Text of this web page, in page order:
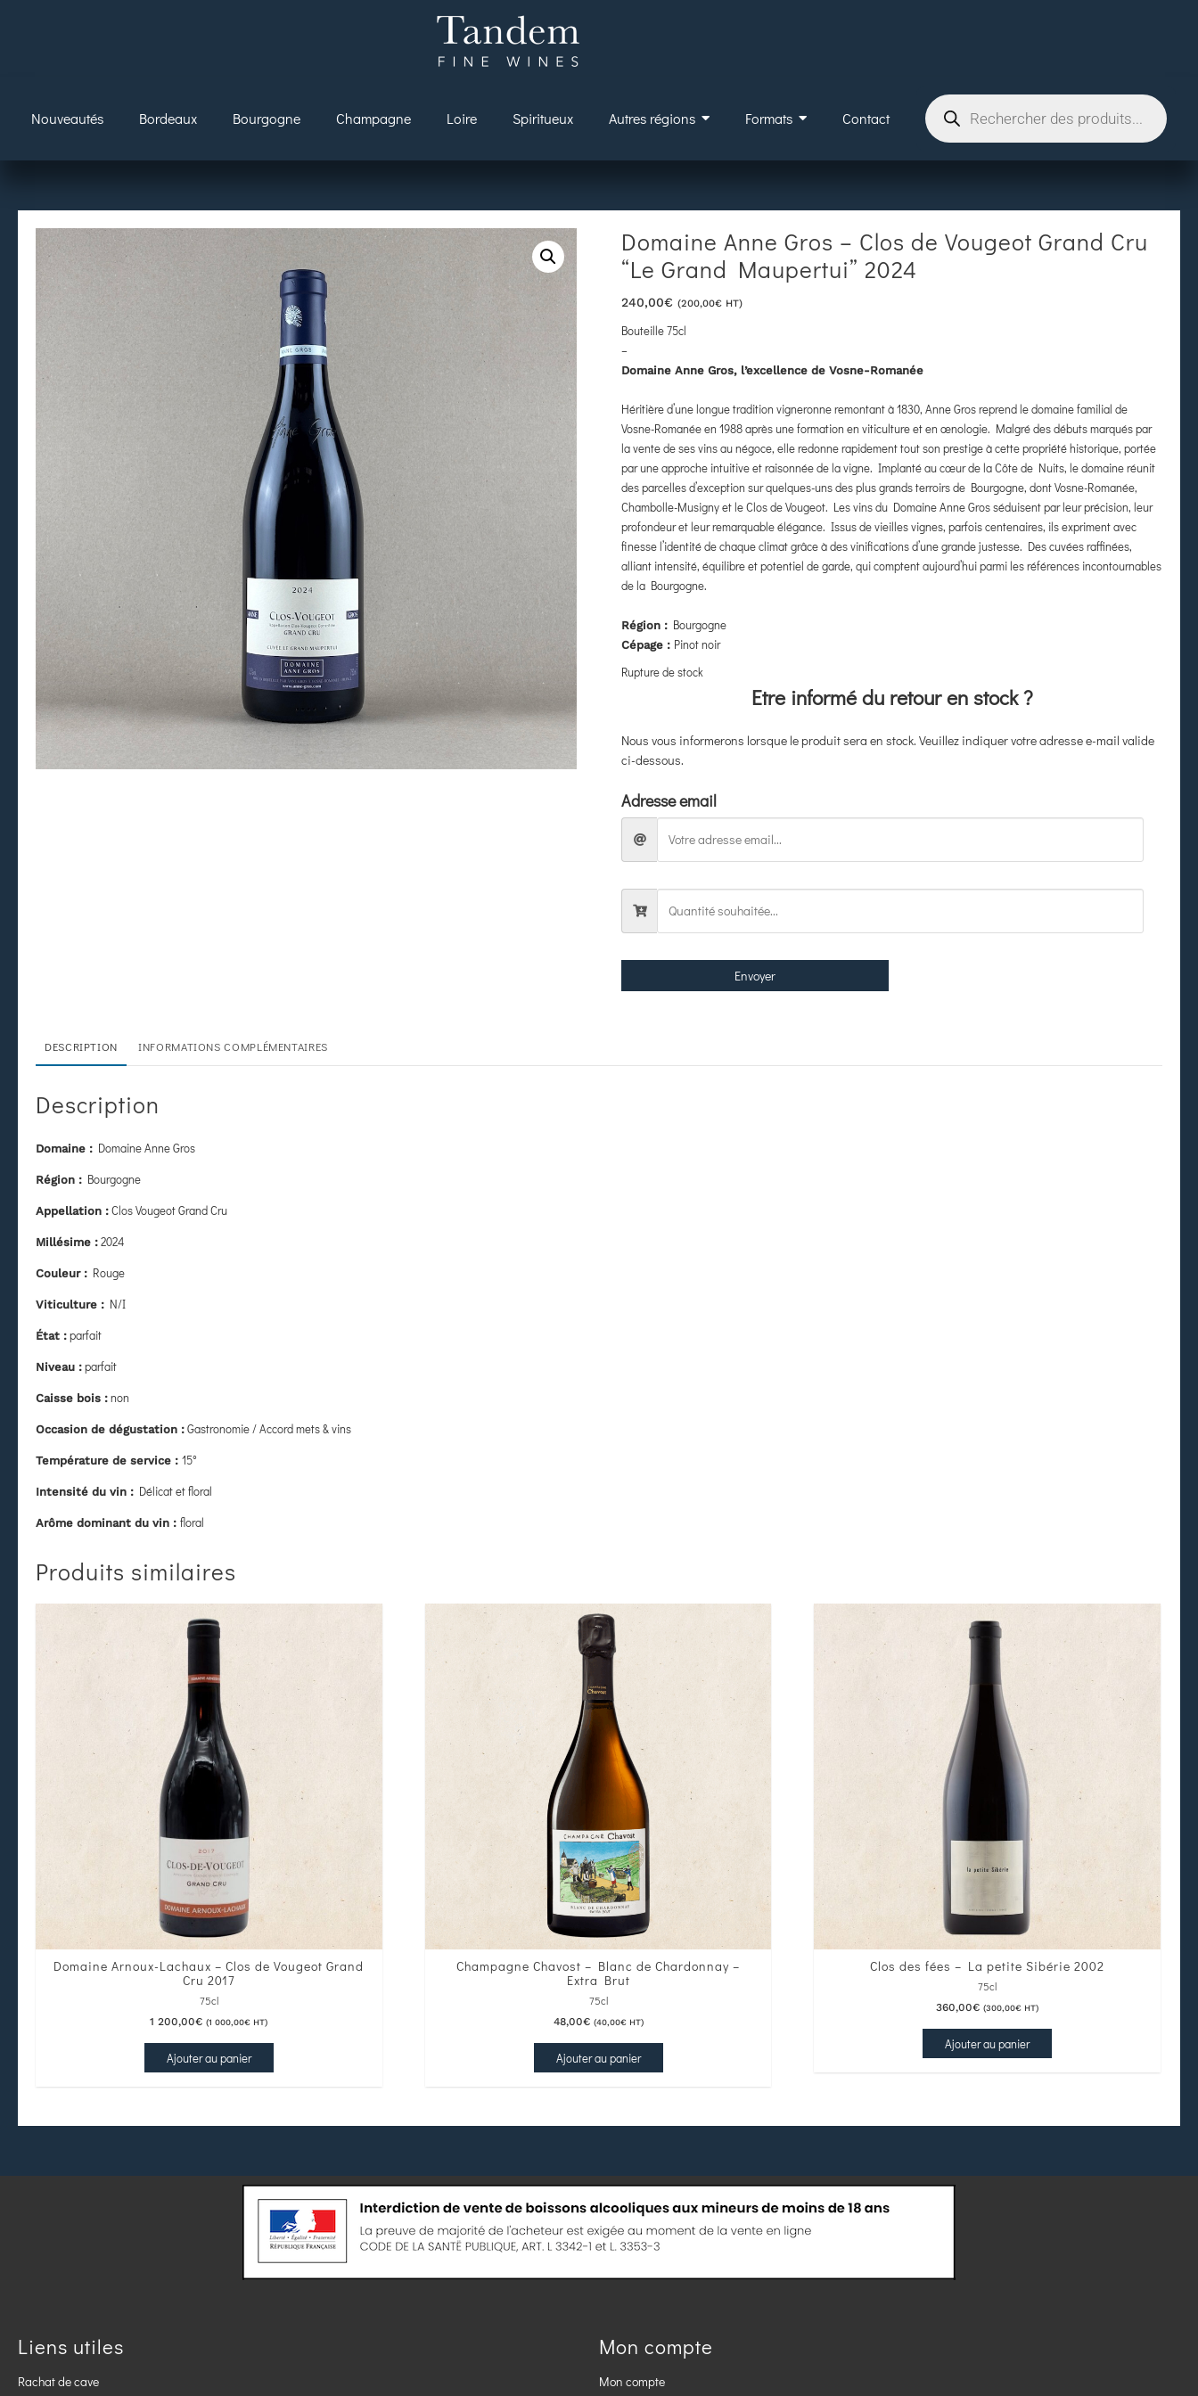
Nouveautés Bordeaux Bourgogne Champagne Loire Spiritueux Autres régions Formats Contact
Domaine Anne Gros – Clos de Vougeot Grand Cru
“Le Grand Maupertui” 2024
240,00€ (200,00€ HT)
Bouteille 75cl
–
Domaine Anne Gros, l’excellence de Vosne-Romanée
Héritière d’une longue tradition vigneronne remontant à 1830, Anne Gros reprend le domaine familial de
Vosne-Romanée en 1988 après une formation en viticulture et en œnologie. Malgré des débuts marqués par
la vente de ses vins au négoce, elle redonne rapidement tout son prestige à cette propriété historique, portée
par une approche intuitive et raisonnée de la vigne. Implanté au cœur de la Côte de Nuits, le domaine réunit
des parcelles d’exception sur quelques-uns des plus grands terroirs de Bourgogne, dont Vosne-Romanée,
Chambolle-Musigny et le Clos de Vougeot. Les vins du Domaine Anne Gros séduisent par leur précision, leur
profondeur et leur remarquable élégance. Issus de vieilles vignes, parfois centenaires, ils expriment avec
finesse l’identité de chaque climat grâce à des vinifications d’une grande justesse. Des cuvées raffinées,
alliant intensité, équilibre et potentiel de garde, qui comptent aujourd’hui parmi les références incontournables
de la Bourgogne.
Région : Bourgogne
Cépage : Pinot noir
Rupture de stock
Etre informé du retour en stock ?
Nous vous informerons lorsque le produit sera en stock. Veuillez indiquer votre adresse e-mail valide
ci-dessous.
Adresse email
Envoyer
DESCRIPTION INFORMATIONS COMPLÉMENTAIRES
Description
Domaine : Domaine Anne Gros
Région : Bourgogne
Appellation : Clos Vougeot Grand Cru
Millésime : 2024
Couleur : Rouge
Viticulture : N/I
État : parfait
Niveau : parfait
Caisse bois : non
Occasion de dégustation : Gastronomie / Accord mets & vins
Température de service : 15°
Intensité du vin : Délicat et floral
Arôme dominant du vin : floral
Produits similaires
Domaine Arnoux-Lachaux – Clos de Vougeot Grand
Cru 2017
75cl
1 200,00€ (1 000,00€ HT)
Ajouter au panier
Champagne Chavost – Blanc de Chardonnay –
Extra Brut
75cl
48,00€ (40,00€HT)
Ajouter au panier
Clos des fées – La petite Sibérie 2002
75cl
360,00€ (300,00€ HT)
Ajouter au panier
Liens utiles
Rachat de cave
Mon compte
Mon compte